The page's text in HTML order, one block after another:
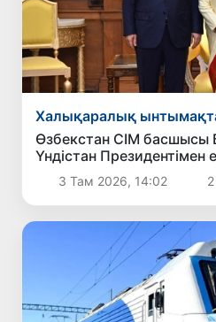
Халықаралық
Өзбекстан СІМ басшысы
Үндістан Президентімен
байланыстарды нығайту
талқылады
3 Там 2026, 14:02